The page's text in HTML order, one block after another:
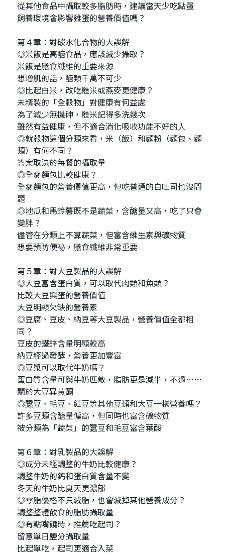
從其他食品中攝取較多脂肪時，建議當天少吃點蛋
飼養環境會影響雞蛋的營養價值嗎？
第４章：對碳水化合物的大誤解
◎米飯是高醣食品，應該減少攝取？
米飯是膳食纖維的重要來源
想增肌的話，醣類千萬不可少
◎比起白米，改吃糙米或燕麥更健康？
未精製的「全穀物」對健康有何益處
為了減少無機砷，糙米記得多洗幾次
雖然有益健康，但不適合消化吸收功能不好的人
◎就穀物這個分類來看，米（飯）和麵粉（麵包、麵
類）有何不同？
答案取決於每餐的攝取量
◎全麥麵包比較健康？
全麥麵包的營養價值更高，但吃普通的白吐司也沒問
題
◎地瓜和馬鈴薯既不是蔬菜，含醣量又高，吃了只會
變胖？
儘管在分類上不算蔬菜，但富含維生素與礦物質
想要預防便祕，膳食纖維非常重要
第５章：對大豆製品的大誤解
◎大豆富含蛋白質，可以取代肉類和魚類？
比較大豆與蛋的營養價值
大豆明顯欠缺的營養素
◎豆腐、豆皮、納豆等大豆製品，營養價值全都相
同？
豆皮的鐵鋅含量明顯較高
納豆經過發酵，營養更加豐富
◎豆漿可以取代牛奶嗎？
蛋白質含量可與牛奶匹敵，脂肪更是減半，不過⋯⋯
關於大豆異黃酮
◎蠶豆、毛豆、紅豆等其他豆類和大豆一樣營養嗎？
許多豆類含醣量偏高，但同時也富含礦物質
被分類為「蔬菜」的蠶豆和毛豆富含葉酸
第６章：對乳製品的大誤解
◎成分未經調整的牛奶比較健康？
調整牛奶的鈣和蛋白質含量不變
冬天的牛奶比夏天更濃郁
◎零脂優格不只減脂，也會減掉其他營養成分？
調整整體飲食的脂肪攝取量
◎有點嘴饞時，推薦吃起司？
留意單日鹽分攝取量
比起單吃，起司更適合入菜